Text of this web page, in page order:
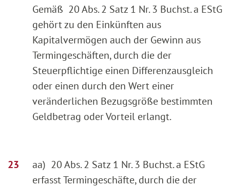
Gemäß 20 Abs. 2 Satz 1 Nr. 3 Buchst. a EStG
gehört zu den Einkünften aus
Kapitalvermögen auch der Gewinn aus
Termingeschäften, durch die der
Steuerpflichtige einen Differenzausgleich
oder einen durch den Wert einer
veränderlichen Bezugsgröße bestimmten
Geldbetrag oder Vorteil erlangt.
aa) 20 Abs. 2 Satz 1 Nr. 3 Buchst. a EStG
erfasst Termingeschäfte, durch die der